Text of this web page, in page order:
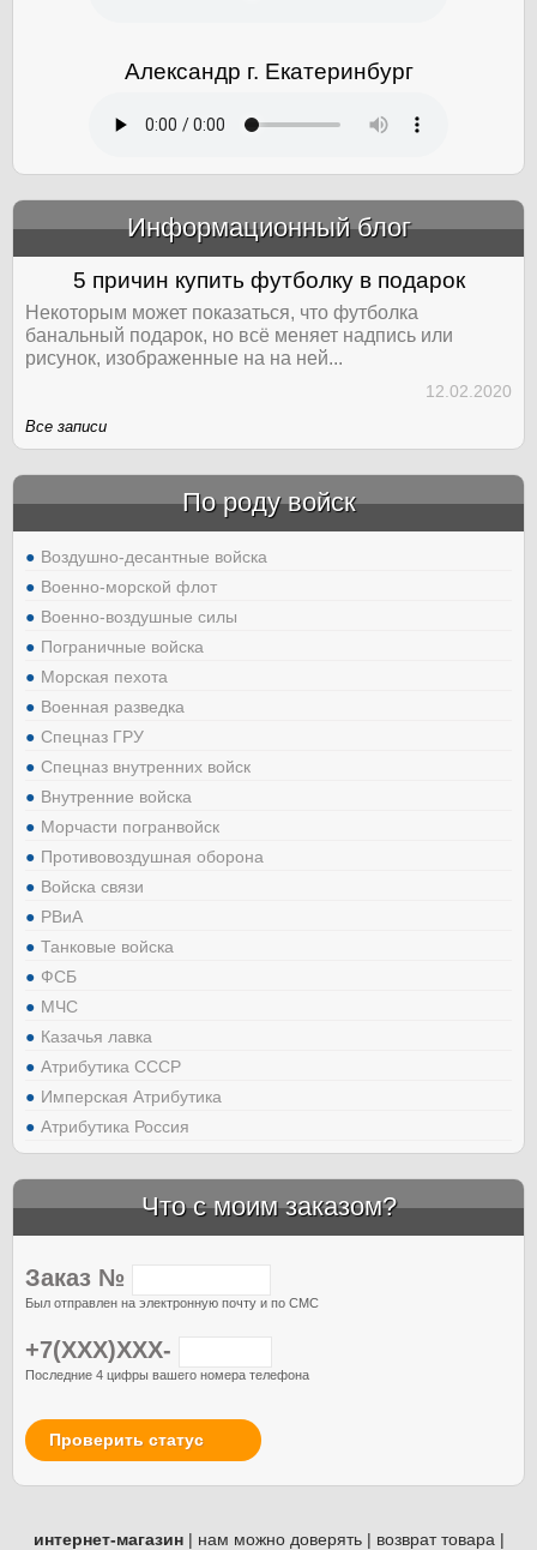
Александр г. Екатеринбург
Информационный блог
5 причин купить футболку в подарок
Некоторым может показаться, что футболка
банальный подарок, но всё меняет надпись или
рисунок, изображенные на на ней...
12.02.2020
Все записи
По роду войск
Воздушно-десантные войска
Военно-морской флот
Военно-воздушные силы
Пограничные войска
Морская пехота
Военная разведка
Спецназ ГРУ
Спецназ внутренних войск
Внутренние войска
Морчасти погранвойск
Противовоздушная оборона
Войска связи
РВиА
Танковые войска
ФСБ
МЧС
Казачья лавка
Атрибутика СССР
Имперская Атрибутика
Атрибутика Россия
Что с моим заказом?
Заказ №
Был отправлен на электронную почту и по СМС
+7(XXX)XXX-
Последние 4 цифры вашего номера телефона
Проверить статус
интернет-магазин| нам можно доверять| возврат товара |